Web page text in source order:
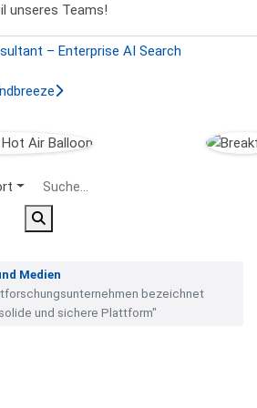
unseres Teams!
– Enterprise AI Search
Medien
bezeichnet
und sichere Plattform"